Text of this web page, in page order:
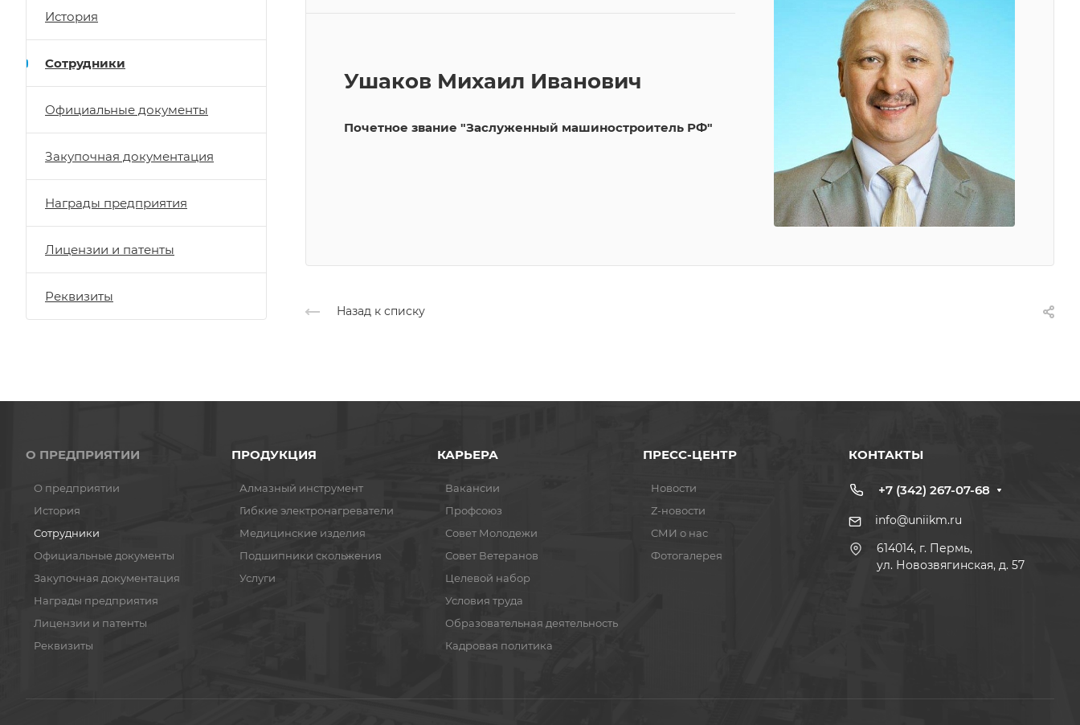
Ушаков Михаил Иванович
Почетное звание "Заслуженный машиностроитель РФ"
Назад к списку
История
Сотрудники
Официальные документы
Закупочная документация
Награды предприятия
Лицензии и патенты
Реквизиты
О ПРЕДПРИЯТИИ
О предприятии
История
Сотрудники
Официальные документы
Закупочная документация
Награды предприятия
Лицензии и патенты
Реквизиты
ПРОДУКЦИЯ
Алмазный инструмент
Гибкие электронагреватели
Медицинские изделия
Подшипники скольжения
Услуги
КАРЬЕРА
Вакансии
Профсоюз
Совет Молодежи
Совет Ветеранов
Целевой набор
Условия труда
Образовательная деятельность
Кадровая политика
ПРЕСС-ЦЕНТР
Новости
Z-новости
СМИ о нас
Фотогалерея
КОНТАКТЫ
+7 (342) 267-07-68
info@uniikm.ru
614014, г. Пермь,
ул. Новозвягинская, д. 57